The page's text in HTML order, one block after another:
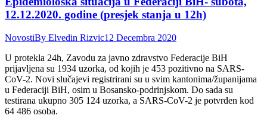
12.12.2020. godine (presjek stanja u 12h)
NovostiBy Elvedin Rizvic12 Decembra 2020
U protekla 24h, Zavodu za javno zdravstvo Federacije BiH
prijavljena su 1934 uzorka, od kojih je 453 pozitivno na SARS-
CoV-2. Novi slučajevi registrirani su u svim kantonima/županijama
u Federaciji BiH, osim u Bosansko-podrinjskom. Do sada su
testirana ukupno 305 124 uzorka, a SARS-CoV-2 je potvrđen kod
64 486 osoba.